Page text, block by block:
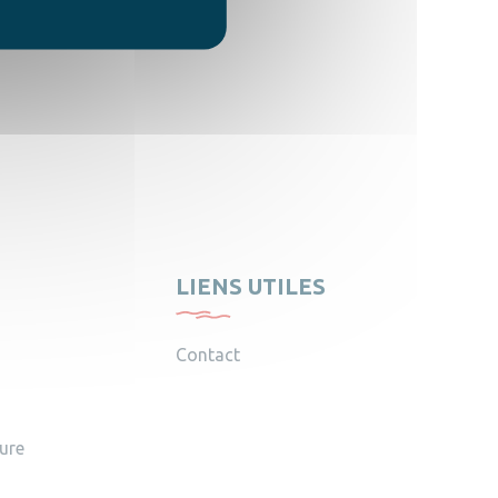
LIENS UTILES
Contact